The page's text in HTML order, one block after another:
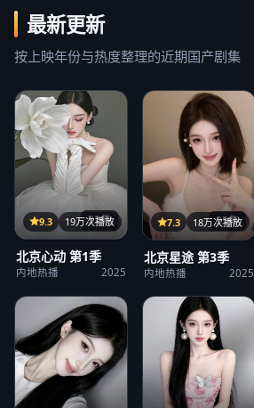
最新更新
按上映年份与热度整理的近期国产剧集
32集
9.3 19万次播放
北京心动 第1季
内地热播 2025
25集
7.3 18万次播放
北京星途 第3季
内地热播 2025